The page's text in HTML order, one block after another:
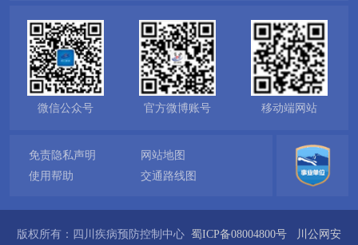
微信公众号 官方微博账号 移动端网站
免责隐私声明
网站地图
使用帮助
交通路线图
版权所有：四川疾病预防控制中心 蜀ICP备08004800号 川公网安